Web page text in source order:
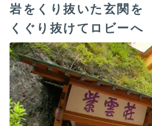
岩をくり抜いた玄関を
くぐり抜けてロビーへ